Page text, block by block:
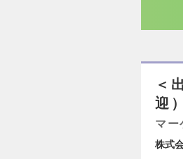
＜
迎）
マー
株式